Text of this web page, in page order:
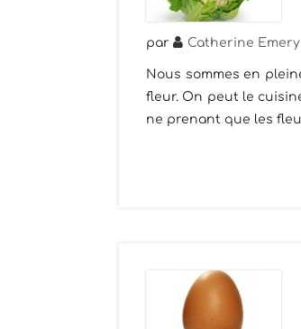
par Catherine Emery
Nous sommes en
fleur. On peut le
ne prenant que les